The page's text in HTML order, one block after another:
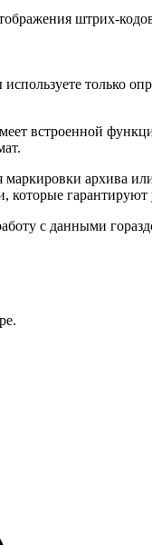
штрих-
только
встроенной
архива
гарантируют
с данными